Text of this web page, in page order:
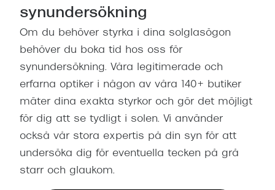
synundersökning
Om du behöver styrka i dina solglasögon
behöver du boka tid hos oss för
synundersökning. Våra legitimerade och
erfarna optiker i någon av våra 140+ butiker
mäter dina exakta styrkor och gör det möjligt
för dig att se tydligt i solen. Vi använder
också vår stora expertis på din syn för att
undersöka dig för eventuella tecken på grå
starr och glaukom.